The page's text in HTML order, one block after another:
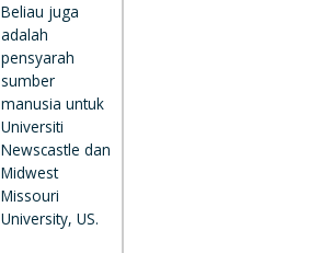
Beliau juga
adalah
pensyarah
sumber
manusia untuk
Universiti
Newscastle dan
Midwest
Missouri
University, US.